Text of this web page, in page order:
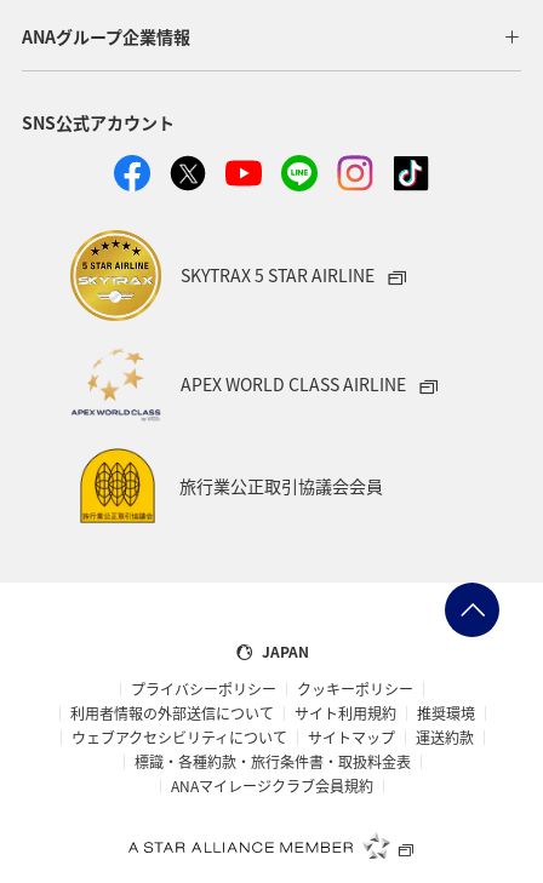
韓国 旅ナカ ヨーロッパ スウェーデン
東アジア 海
シンガポール
ANAグループ企業情報
SNS公式アカウント
SKYTRAX 5 STAR AIRLINE
APEX WORLD CLASS AIRLINE
旅行業公正取引協議会会員
JAPAN
プライバシーポリシー
クッキーポリシー
利用者情報の外部送信について
サイト利用規約
推奨環境
ウェブアクセシビリティについて
サイトマップ
運送約款
標識・各種約款・旅行条件書・取扱料金表
ANAマイレージクラブ会員規約